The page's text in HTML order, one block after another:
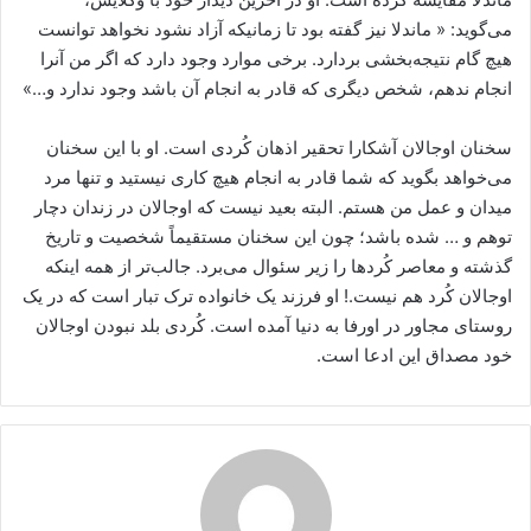
می‌گوید: « ماندلا نیز گفته بود تا زمانیکه آزاد نشود نخواهد توانست
هیچ گام نتیجه‌بخشی بردارد. برخی موارد وجود دارد که اگر من آنرا
انجام ندهم، شخص دیگری که قادر به انجام آن باشد وجود ندارد و…»
سخنان اوجالان آشکارا تحقیر اذهان کُردی است. او با این سخنان
می‌خواهد بگوید که شما قادر به انجام هیچ کاری نیستید و تنها مرد
میدان و عمل من هستم. البته بعید نیست که اوجالان در زندان دچار
توهم و … شده باشد؛ چون این سخنان مستقیماً شخصیت و تاریخ
گذشته و معاصر کُردها را زیر سئوال می‌برد. جالب‌تر از همه اینکه
اوجالان کُرد هم نیست.! او فرزند یک خانواده‌ ترک تبار است که در یک
روستای مجاور در اورفا به دنیا آمده است. کُردی بلد نبودن اوجالان
خود مصداق این ادعا است.